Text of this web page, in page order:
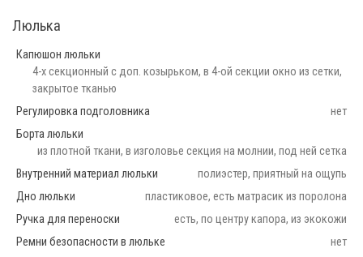
Люлька
Капюшон люльки
4-х секционный с доп. козырьком, в 4-ой секции окно из сетки,
закрытое тканью
Регулировка подголовника
нет
Борта люльки
из плотной ткани, в изголовье секция на молнии, под ней сетка
Внутренний материал люльки
полиэстер, приятный на ощупь
Дно люльки
пластиковое, есть матрасик из поролона
Ручка для переноски
есть, по центру капора, из экокожи
Ремни безопасности в люльке
нет